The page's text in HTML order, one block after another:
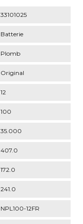
33101025
Batterie
Plomb
Original
12
100
35.000
407.0
172.0
241.0
NPL100-12FR